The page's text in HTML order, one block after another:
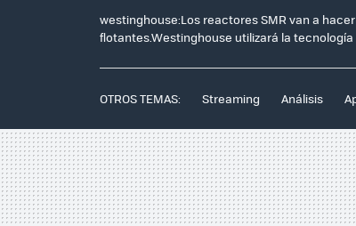
westinghouse:Los reactores SMR van a
flotantes.Westinghouse utilizará la tecnología
OTROS TEMAS: Streaming Análisis